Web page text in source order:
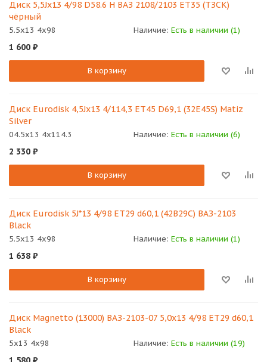
Диск 5,5Jх13 4/98 D58.6 Н ВАЗ 2108/2103 ЕТ35 (ТЗСК)
чёрный
5.5x13 4x98 Наличие: Есть в наличии (1)
1 600 ₽
В корзину
Диск Eurodisk 4,5Jx13 4/114,3 ET45 D69,1 (32E45S) Matiz
Silver
04.5x13 4x114.3 Наличие: Есть в наличии (6)
2 330 ₽
В корзину
Диск Eurodisk 5J*13 4/98 ET29 d60,1 (42В29С) ВАЗ-2103
Black
5.5x13 4x98 Наличие: Есть в наличии (1)
1 638 ₽
В корзину
Диск Magnetto (13000) ВАЗ-2103-07 5,0х13 4/98 ET29 d60,1
Black
5x13 4x98 Наличие: Есть в наличии (19)